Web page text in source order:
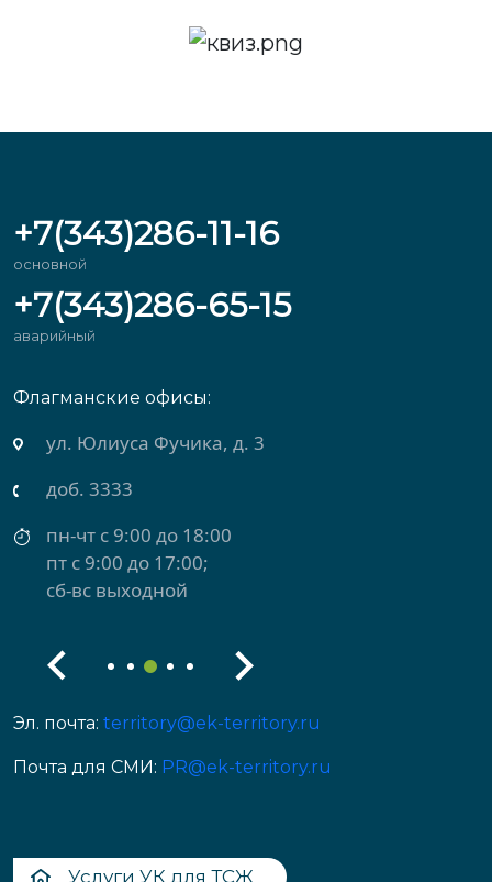
+7(343)286-11-16
основной
+7(343)286-65-15
аварийный
Флагманские офисы:
ул. Михеева, д. 2
пн-чт с 9:00 до 18:00
пт с 9:00 до 17:00
сб-вс выходной
Эл. почта: territory@ek-territory.ru
Почта для СМИ: PR@ek-territory.ru
Услуги УК для ТСЖ